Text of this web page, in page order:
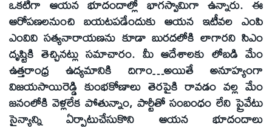
ఒకటిగా ఆయన భూదందాల్లో భాగస్వామిగా ఉన్నారు. ఈ
ఆరోపణలనుంచి బయటపడేందుకు ఆయన ఇటీవల ఎంపి
ఎంవివి సత్యనారాయణను కూడా బురదలోకి లాగారని సిఎం
దృష్టికి తెచ్చినట్లు సమాచారం. మీ ఆదేశాలకు లోబడి మేం
ఉత్తరాంధ్ర ఉద్యమానికి దిగాం…అయితే అనూహ్యంగా
విజయసాయిరెడ్డి కుంభకోణాలు తెరపైకి రావడం వల్ల మేం
జనంలోకి వెళ్లలేక పోతున్నాం, పార్టీతో సంబంధం లేని ప్రైవేటు
సైన్యాన్ని ఏర్పాటుచేసుకొని ఆయన భూదందాలు